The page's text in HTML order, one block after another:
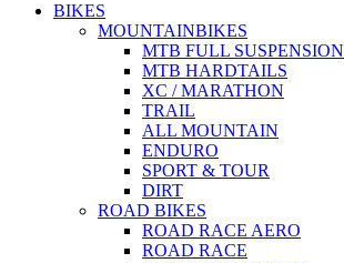
BIKES
MOUNTAINBIKES
MTB FULL SUSPENSION
MTB HARDTAILS
XC / MARATHON
TRAIL
ALL MOUNTAIN
ENDURO
SPORT & TOUR
DIRT
ROAD BIKES
ROAD RACE AERO
ROAD RACE